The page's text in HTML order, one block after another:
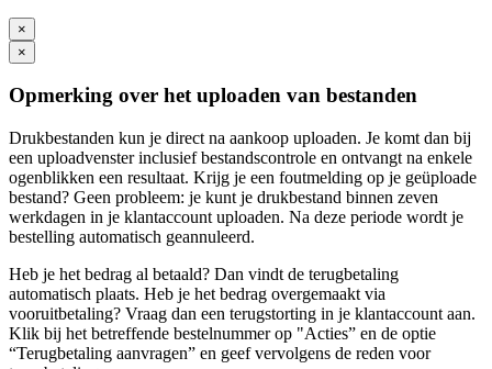
×
×
Opmerking over het uploaden van bestanden
Drukbestanden kun je direct na aankoop uploaden. Je komt dan bij
een uploadvenster inclusief bestandscontrole en ontvangt na enkele
ogenblikken een resultaat. Krijg je een foutmelding op je geüploade
bestand? Geen probleem: je kunt je drukbestand binnen zeven
werkdagen in je klantaccount uploaden. Na deze periode wordt je
bestelling automatisch geannuleerd.
Heb je het bedrag al betaald? Dan vindt de terugbetaling
automatisch plaats. Heb je het bedrag overgemaakt via
vooruitbetaling? Vraag dan een terugstorting in je klantaccount aan.
Klik bij het betreffende bestelnummer op "Acties” en de optie
“Terugbetaling aanvragen” en geef vervolgens de reden voor